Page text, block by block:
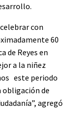
con
60
de Reyes en
a la niñez
este periodo
de
agregó